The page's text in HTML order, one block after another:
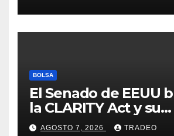
Medio
BOLSA
El Senado de EEUU
la CLARITY Act y su
aprobación en 2026
AGOSTO 7, 2026 TRADEO